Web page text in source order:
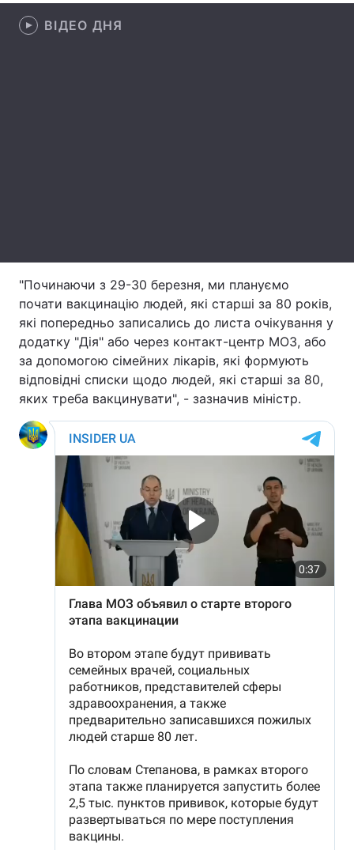
Лонгріди
Тема оформлення
ВІДЕО ДНЯ
"Починаючи з 29-30 березня, ми плануємо
почати вакцинацію людей, які старші за 80 років,
які попередньо записались до листа очікування у
додатку "Дія" або через контакт-центр МОЗ, або
за допомогою сімейних лікарів, які формують
відповідні списки щодо людей, які старші за 80,
яких треба вакцинувати", - зазначив міністр.